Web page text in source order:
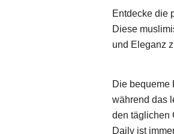
Entdecke die
Diese
und Eleganz
Die bequeme
während das
den täglichen
Daily ist